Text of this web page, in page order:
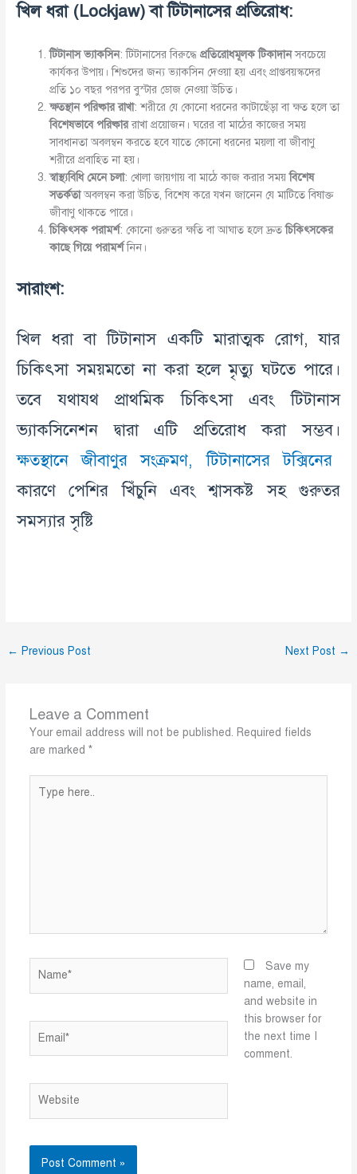
খিল ধরা(Lockjaw)বা টিটানাসের প্রতিরোধ:
টিটানাস ভ্যাকসিন: টিটানাসের বিরুদ্ধেপ্রতিরোধমূলক টিকাদানসবচেয়ে
কার্যকর উপায়। শিশুদের জন্য ভ্যাকসিন দেওয়া হয় এবং প্রাপ্তবয়স্কদের
প্রতি ১০ বছর পরপর বুস্টার ডোজ নেওয়া উচিত।
ক্ষতস্থান পরিষ্কার রাখা: শরীরে যে কোনো ধরনের কাটাছেঁড়া বা ক্ষত হলে তা
বিশেষভাবে পরিষ্কাররাখা প্রয়োজন। ঘরের বা মাঠের কাজের সময়
সাবধানতা অবলম্বন করতে হবে যাতে কোনো ধরনের ময়লা বা জীবাণু
শরীরে প্রবাহিত না হয়।
স্বাস্থ্যবিধি মেনে চলা: খোলা জায়গায় বা মাঠে কাজ করার সময়বিশেষ
সতর্কতাঅবলম্বন করা উচিত, বিশেষ করে যখন জানেন যে মাটিতে বিষাক্ত
জীবাণু থাকতে পারে।
চিকিৎসক পরামর্শ: কোনো গুরুতর ক্ষতি বা আঘাত হলে দ্রুতচিকিৎসকের
কাছে গিয়ে পরামর্শনিন।
সারাংশ:
খিল ধরা বা টিটানাস একটি মারাত্মক রোগ, যার
চিকিৎসা সময়মতো না করা হলে মৃত্যু ঘটতে পারে।
তবে যথাযথ প্রাথমিক চিকিৎসা এবং টিটানাস
ভ্যাকসিনেশন দ্বারা এটি প্রতিরোধ করা সম্ভব।
ক্ষতস্থানে জীবাণুর সংক্রমণ, টিটানাসের টক্সিনের
কারণে পেশির খিঁচুনি এবং শ্বাসকষ্ট সহ গুরুতর
সমস্যার সৃষ্টি
← Previous Post Next Post →
Leave a Comment
Your email address will not be published. Required fields
are marked *
here..
Save my
name, email,
and website in
this browser for
the next time I
comment.